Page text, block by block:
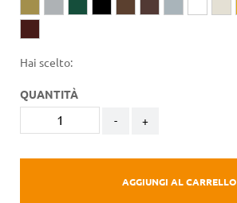
Hai scelto:
QUANTITÀ
- +
AGGIUNGI AL CARRELLO